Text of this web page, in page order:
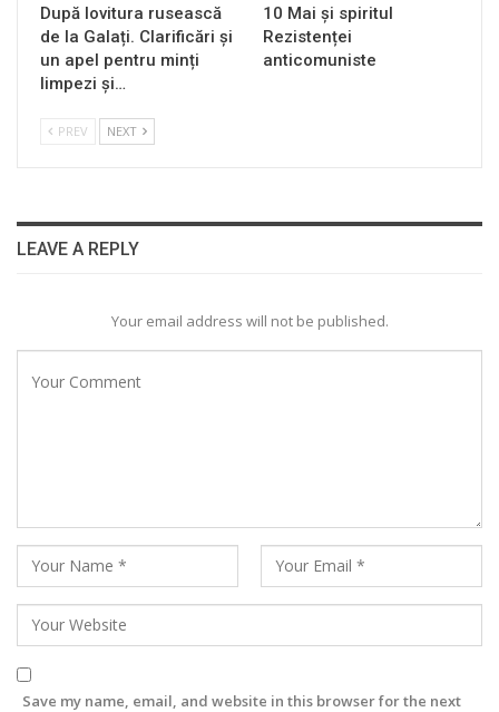
După lovitura rusească
de la Galați. Clarificări și
un apel pentru minți
limpezi și…
10 Mai și spiritul
Rezistenței
anticomuniste
PREV NEXT
LEAVE A REPLY
Your email address will not be published.
Save my name, email, and website in this browser for the next